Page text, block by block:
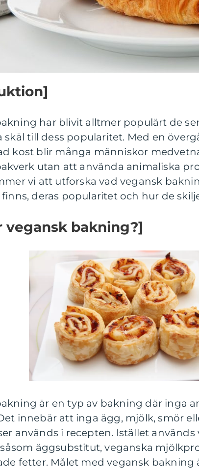
har blivit alltmer populärt de
skäl till dess popularitet. Med en
kost blir många människor
utan att använda animaliska
vi att utforska vad vegansk
deras popularitet och hur de
vegansk bakning?]
är en typ av bakning där inga
innebär att inga ägg, mjölk, smör
används i recepten. Istället används
äggsubstitut, veganska
fetter. Målet med vegansk bakning